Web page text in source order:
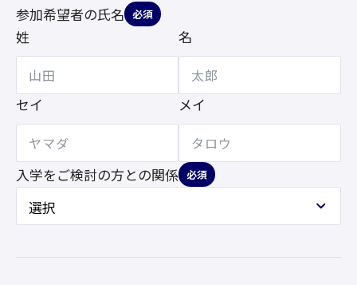
参加希望者の氏名 必須
姓 名
セイ メイ
入学をご検討の方との関係 必須